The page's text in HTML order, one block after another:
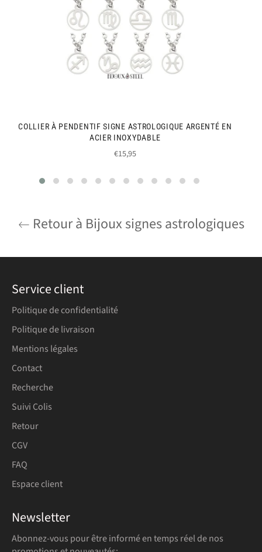
COLLIER À PENDENTIF SIGNE ASTROLOGIQUE ARGENTÉ EN
ACIER INOXYDABLE
Prix
€15,95
Retour à Bijoux signes astrologiques
Service client
Politique de confidentialité
Politique de livraison
Mentions légales
Contact
Recherche
Suivi Colis
Retour
CGV
FAQ
Espace client
Newsletter
Abonnez-vous pour être informé en temps réel de nos